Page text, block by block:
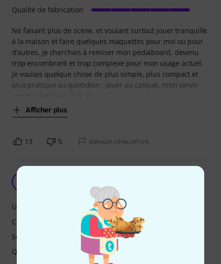
Ne faisant plus de scène, et voulant surtout jouer tranquille
à la maison et faire quelques maquettes pour moi ou pour
d’autres, je cherchais à remiser mon pedalboard, devenu
trop encombrant et trop complexe pour mon usage actuel.
Je voulais quelque chose de plus simple, plus compact et
plus pratique au quotidien : jouer au casque, m’en servir
Afficher plus
Qualité de fabrication
13 5 SIGNALER L'ÉVALUATION
Utilisation
Caractéristiques
Son
Qualité de fabrication